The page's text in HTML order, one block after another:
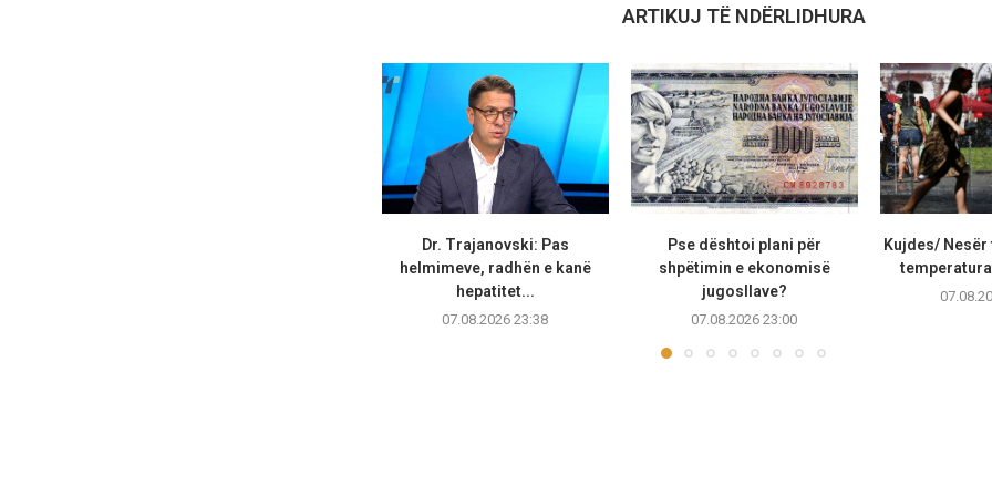
ARTIKUJ TË NDËRLIDHURA
Dr. Trajanovski: Pas
helmimeve, radhën e kanë
hepatitet...
07.08.2026 23:38
Pse dështoi plani për
shpëtimin e ekonomisë
jugosllave?
07.08.2026 23:00
Kujdes/